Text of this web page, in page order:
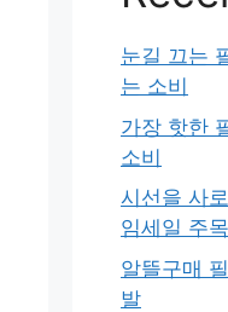
눈길 끄는
는 소비
가장 핫한
소비
시선을 사
임세일 주목
알뜰구매
발